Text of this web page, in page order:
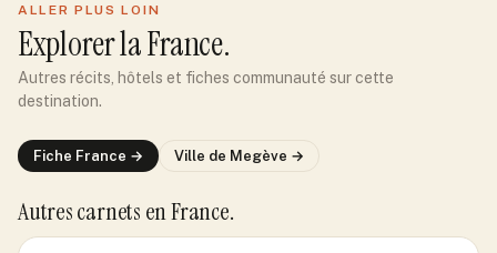
ALLER PLUS LOIN
Explorerla France.
Autres récits, hôtels et fiches communauté sur cette
destination.
Fiche France → Ville de Megève →
Autres carnets en France.